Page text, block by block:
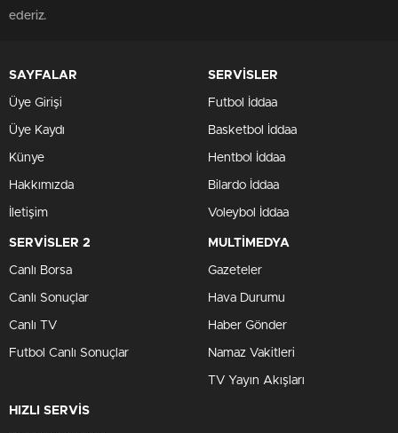
ederiz.
SAYFALAR
Üye Girişi
Üye Kaydı
Künye
Hakkımızda
İletişim
SERVİSLER
Futbol İddaa
Basketbol İddaa
Hentbol İddaa
Bilardo İddaa
Voleybol İddaa
SERVİSLER 2
Canlı Borsa
Canlı Sonuçlar
Canlı TV
Futbol Canlı Sonuçlar
MULTİMEDYA
Gazeteler
Hava Durumu
Haber Gönder
Namaz Vakitleri
TV Yayın Akışları
HIZLI SERVİS